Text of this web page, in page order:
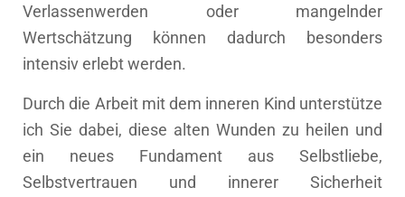
Verlassenwerden oder mangelnder
Wertschätzung können dadurch besonders
intensiv erlebt werden.
Durch die Arbeit mit dem inneren Kind unterstütze
ich Sie dabei, diese alten Wunden zu heilen und
ein neues Fundament aus Selbstliebe,
Selbstvertrauen und innerer Sicherheit